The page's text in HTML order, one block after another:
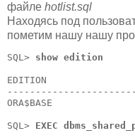
файле hotlist.sql
Находясь под
пометим нашу нашу
SQL> show edition
EDITION
ORA$BASE
SQL> EXEC